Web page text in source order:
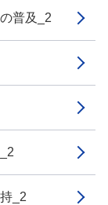
普及_2
_2